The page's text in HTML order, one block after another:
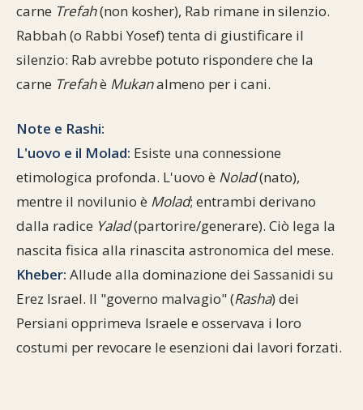
carne Trefah(non kosher), Rab rimane in silenzio.
Rabbah (o Rabbi Yosef) tenta di giustificare il
silenzio: Rab avrebbe potuto rispondere che la
carne Trefahè Mukanalmeno per i cani.
Note e Rashi:
L'uovo e il Molad: Esiste una connessione
etimologica profonda. L'uovo è Nolad(nato),
mentre il novilunio è Molad; entrambi derivano
dalla radice Yalad(partorire/generare). Ciò lega la
nascita fisica alla rinascita astronomica del mese.
Kheber: Allude alla dominazione dei Sassanidi su
Erez Israel. Il "governo malvagio" (Rasha) dei
Persiani opprimeva Israele e osservava i loro
costumi per revocare le esenzioni dai lavori forzati.